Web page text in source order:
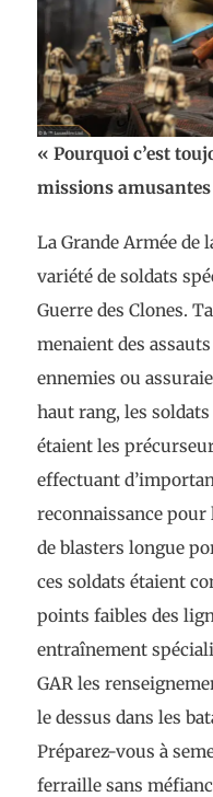
« Pourquoi c’est
missions amusantes
La Grande Armée de
variété de soldats
Guerre des Clones.
menaient des
ennemies ou
haut rang, les soldats
étaient les
effectuant
reconnaissance pour
de blasters longue
ces soldats étaient
points faibles des
entraînement
GAR les
le dessus dans les
Préparez-vous à
ferraille sans